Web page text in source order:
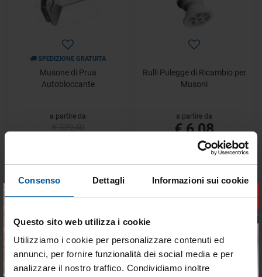
×
Consenso Dettagli Informazioni sui cookie
Questo sito web utilizza i cookie
Utilizziamo i cookie per personalizzare contenuti ed
annunci, per fornire funzionalità dei social media e per
analizzare il nostro traffico. Condividiamo inoltre
SPEDIZIONE GRATUITA
Musone di Prua
Autobloccante
a partire da
Rulli Pulegge di Ricambio per
Musoni
a partire da
€ 6,08
- 20%
Redance in Acciaio Inox
- 15%
Molla Standard in Acciaio